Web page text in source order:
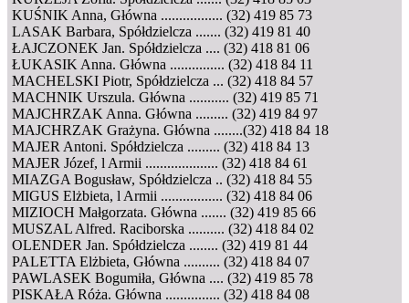
KUŚNIK Anna, Główna ................. (32) 419 85 73
LASAK Barbara, Spółdzielcza ....... (32) 419 81 40
ŁAJCZONEK Jan. Spółdzielcza .... (32) 418 81 06
ŁUKASIK Anna. Główna ............... (32) 418 84 11
MACHELSKI Piotr, Spółdzielcza ... (32) 418 84 57
MACHNIK Urszula. Główna ........... (32) 419 85 71
MAJCHRZAK Anna. Główna ......... (32) 419 84 97
MAJCHRZAK Grażyna. Główna ........(32) 418 84 18
MAJER Antoni. Spółdzielcza ......... (32) 418 84 13
MAJER Józef, l Armii .................... (32) 418 84 61
MIAZGA Bogusław, Spółdzielcza .. (32) 418 84 55
MIGUS Elżbieta, l Armii ................. (32) 418 84 06
MIZIOCH Małgorzata. Główna ....... (32) 419 85 66
MUSZAL Alfred. Raciborska .......... (32) 418 84 02
OLENDER Jan. Spółdzielcza ........ (32) 419 81 44
PALETTA Elżbieta, Główna .......... (32) 418 84 07
PAWLASEK Bogumiła, Główna .... (32) 419 85 78
PISKAŁA Róża. Główna ............... (32) 418 84 08